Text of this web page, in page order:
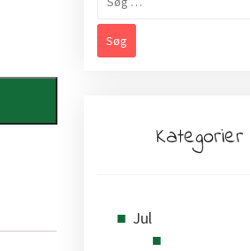
efter:
Kategorier
Jul